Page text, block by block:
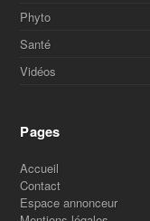
Phyto
Santé
Vidéos
Pages
Accueil
Contact
Espace annonceur